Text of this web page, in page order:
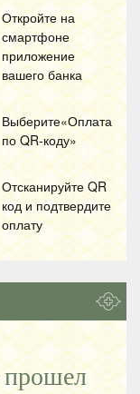
Откройте на
смартфоне
приложение
вашего банка
Выберите«Оплата
по QR-коду»
Отсканируйте QR
код и подтвердите
оплату
прошел